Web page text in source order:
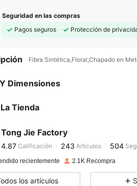
Seguridad en las compras
Pagos seguros
Protección de
Fibra Sintética,Floral,Chapado en
Dimensiones
Tienda
Tong Jie Factory
4.87
4.87
4.87 Calificación 243 Artículos 504
L***iseguidoHace 1 día
4.87 243
4.87
243
504
recientemente 2.1K Recompra
los artículos